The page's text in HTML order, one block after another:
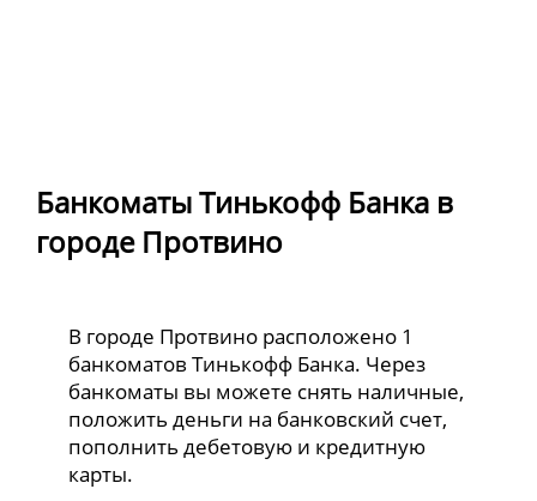
Банкоматы Тинькофф Банка в
городе Протвино
В городе Протвино расположено 1
банкоматов Тинькофф Банка. Через
банкоматы вы можете снять наличные,
положить деньги на банковский счет,
пополнить дебетовую и кредитную
карты.